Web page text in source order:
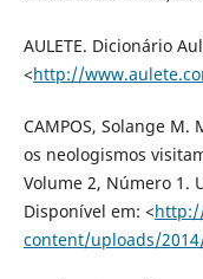
AULETE. Dicionário
<http://
CAMPOS, Solange
os neologismos
Volume 2, Número 1.
Disponível em: <
content/uploads/